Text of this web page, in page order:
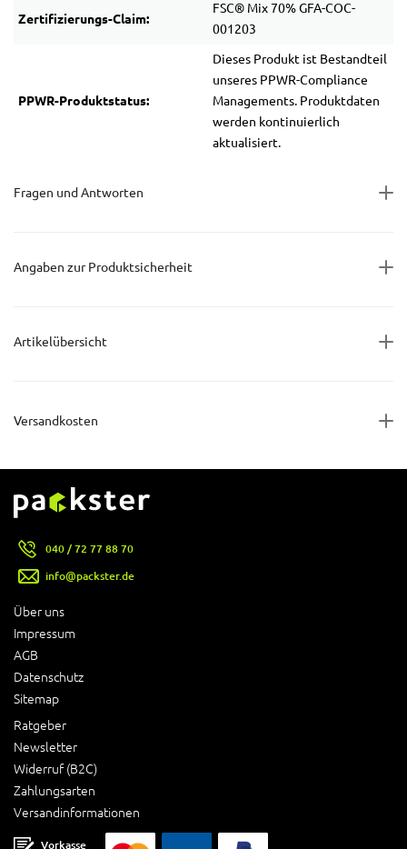
Zertifizierungs-Claim:
FSC® Mix 70% GFA-COC-
001203
PPWR-Produktstatus:
Dieses Produkt ist Bestandteil
unseres PPWR-Compliance
Managements. Produktdaten
werden kontinuierlich
aktualisiert.
Fragen und Antworten
Angaben zur Produktsicherheit
Artikelübersicht
Versandkosten
Über uns
Impressum
AGB
Datenschutz
Sitemap
Ratgeber
Newsletter
Widerruf (B2C)
Zahlungsarten
Versandinformationen
040 / 72 77 88 70
info@packster.de
Vorkasse